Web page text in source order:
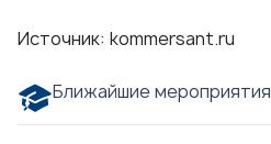
Источник: kommersant.ru
Ближайшие мероприятия